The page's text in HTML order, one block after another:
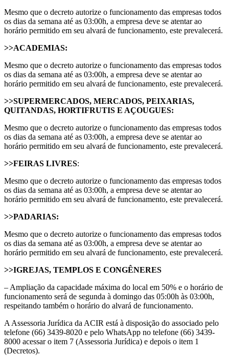
Mesmo que o decreto autorize o funcionamento das empresas todos
os dias da semana até as 03:00h, a empresa deve se atentar ao
horário permitido em seu alvará de funcionamento, este prevalecerá.
>>ACADEMIAS:
Mesmo que o decreto autorize o funcionamento das empresas todos
os dias da semana até as 03:00h, a empresa deve se atentar ao
horário permitido em seu alvará de funcionamento, este prevalecerá.
>>SUPERMERCADOS, MERCADOS, PEIXARIAS,
QUITANDAS, HORTIFRUTIS E AÇOUGUES:
Mesmo que o decreto autorize o funcionamento das empresas todos
os dias da semana até as 03:00h, a empresa deve se atentar ao
horário permitido em seu alvará de funcionamento, este prevalecerá.
>>FEIRAS LIVRES:
Mesmo que o decreto autorize o funcionamento das empresas todos
os dias da semana até as 03:00h, a empresa deve se atentar ao
horário permitido em seu alvará de funcionamento, este prevalecerá.
>>PADARIAS:
Mesmo que o decreto autorize o funcionamento das empresas todos
os dias da semana até as 03:00h, a empresa deve se atentar ao
horário permitido em seu alvará de funcionamento, este prevalecerá.
>>IGREJAS, TEMPLOS E CONGÊNERES
– Ampliação da capacidade máxima do local em 50% e o horário de
funcionamento será de segunda à domingo das 05:00h às 03:00h,
respeitando também o horário do alvará de funcionamento.
A Assessoria Jurídica da ACIR está à disposição do associado pelo
telefone (66) 3439-8020 e pelo WhatsApp no telefone (66) 3439-
8000 acessar o item 7 (Assessoria Jurídica) e depois o item 1
(Decretos).